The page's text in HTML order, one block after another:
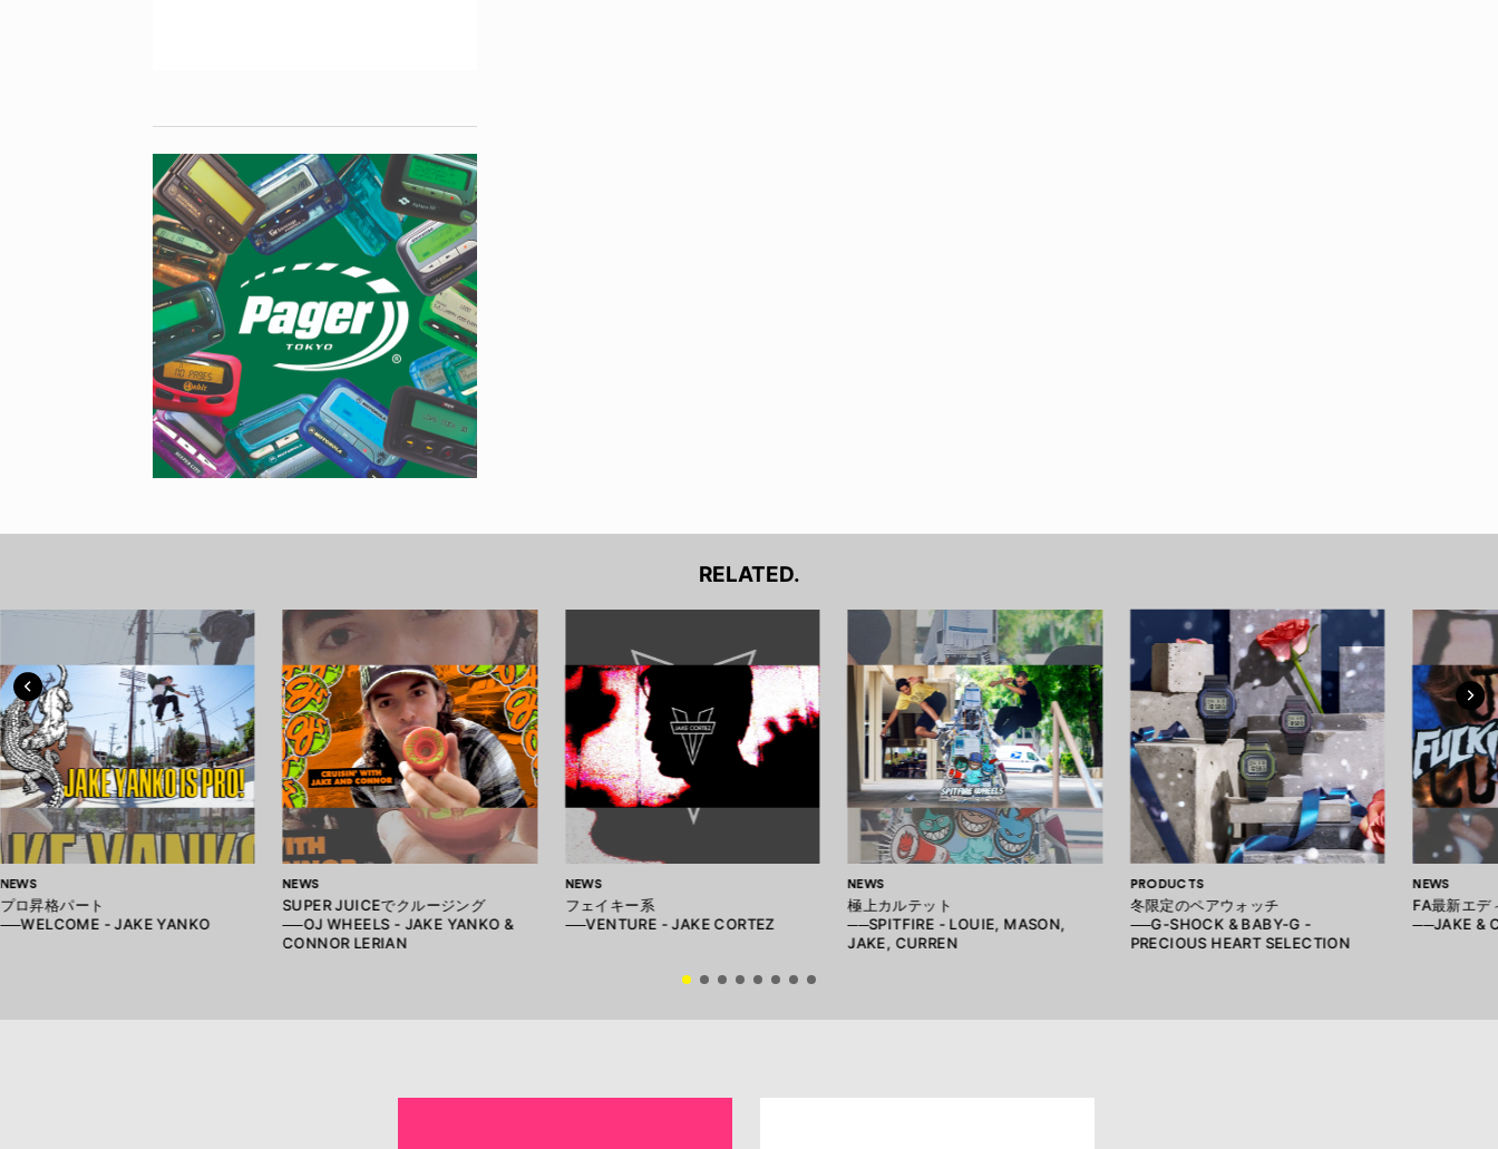
RELATED.
NEWS
プロ昇格パート
──WELCOME - JAKE YANKO
NEWS
SUPER JUICEでクルージング
──OJ WHEELS - JAKE YANKO &
CONNOR LERIAN
NEWS
フェイキー系
──VENTURE - JAKE CORTEZ
NEWS
極上カルテット
──SPITFIRE - LOUIE, MASON,
JAKE, CURREN
PRODUCTS
冬限定のペアウォッチ
──G-SHOCK & BABY-G -
PRECIOUS HEART SELECTION
NEWS
FA最新エデ
──JAKE &